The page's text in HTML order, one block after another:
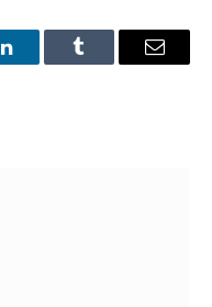
LinkedInTumblr Email